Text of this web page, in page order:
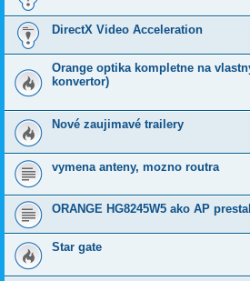
DirectX Video Acceleration
Orange optika kompletne na
konvertor)
Nové zaujimavé trailery
vymena anteny, mozno routra
ORANGE HG8245W5 ako AP
Star gate